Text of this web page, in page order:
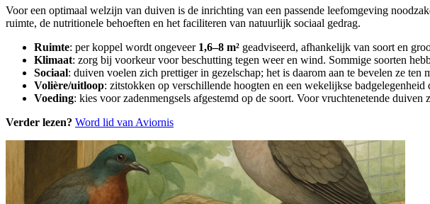
Voor een optimaal welzijn van duiven is de inrichting van een passende leefomgeving
ruimte, de nutritionele behoeften en het faciliteren van natuurlijk sociaal gedrag.
Ruimte: per koppel wordt ongeveer 1,6–8 m² geadviseerd, afhankelijk van soort en
Klimaat: zorg bij voorkeur voor beschutting tegen weer en wind. Sommige soorten
Sociaal: duiven voelen zich prettiger in gezelschap; het is daarom aan te bevelen ze
Volière/uitloop: zitstokken op verschillende hoogten en een wekelijkse
Voeding: kies voor zadenmengsels afgestemd op de soort. Voor vruchtenetende
Verder lezen? Word lid van Aviornis